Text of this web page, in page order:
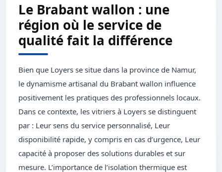
Le Brabant wallon : une
région où le service de
qualité fait la différence
Bien que Loyers se situe dans la province de Namur,
le dynamisme artisanal du Brabant wallon influence
positivement les pratiques des professionnels locaux.
Dans ce contexte, les vitriers à Loyers se distinguent
par : Leur sens du service personnalisé, Leur
disponibilité rapide, y compris en cas d’urgence, Leur
capacité à proposer des solutions durables et sur
mesure. L’importance de l’isolation thermique est